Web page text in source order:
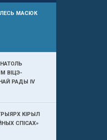
МАСЮК
ВІЦЭ-
РАДЫ IV
КІРЫЛ
СПІСАХ»